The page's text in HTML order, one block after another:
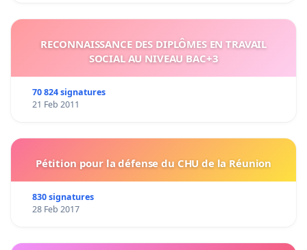
RECONNAISSANCE DES DIPLÔMES EN TRAVAIL
SOCIAL AU NIVEAU BAC+3
70 824 signatures
21 Feb 2011
Pétition pour la défense du CHU de la Réunion
830 signatures
28 Feb 2017